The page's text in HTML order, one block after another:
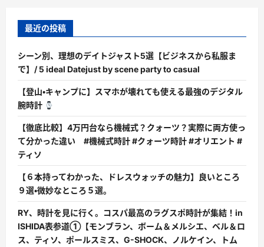
良
口
ミ、
悪
い
口
コ
ミ、
ッ
ト
と
デ
ッ
ト!!
に
つ
い
て
詳
し
く
読
最近の投稿
シーン別、理想のデイトジャスト5選【ビジネスから私服ま
で】/ 5 ideal Datejust by scene party to casual
【登山・キャンプに】スマホが壊れても使える最強のデジタル
腕時計
【徹底比較】4万円台なら機械式？クォーツ？実際に両方使っ
て分かった違い #機械式時計 #クォーツ時計 #オリエント #
ティソ
【６本持ってわかった、ドレスウォッチの魅力】良いところ
９選・微妙なところ５選。
RY、時計を見に行く。コスパ最高のラグスポ時計が集結！in
ISHIDA表参道①【モンブラン、ボーム＆メルシエ、ベル＆ロ
ス、ティソ、ポールスミス、G-SHOCK、ノルケイン、トム